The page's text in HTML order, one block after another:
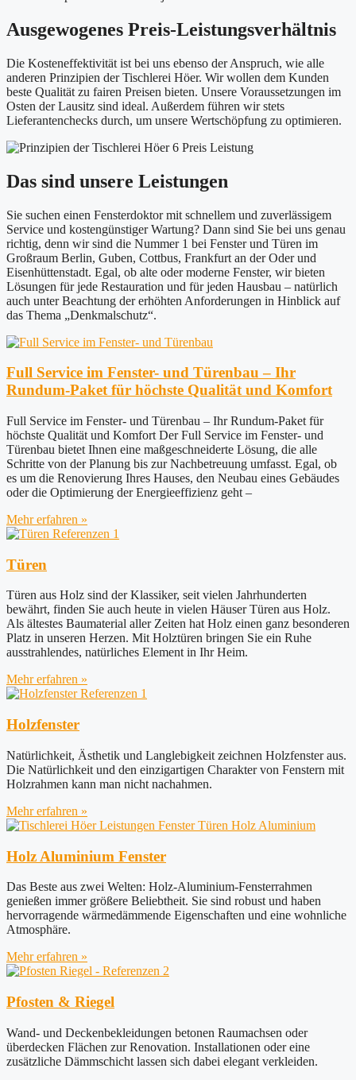
Ausgewogenes Preis-Leistungsverhältnis
Die Kosteneffektivität ist bei uns ebenso der Anspruch, wie alle
anderen Prinzipien der Tischlerei Höer. Wir wollen dem Kunden
beste Qualität zu fairen Preisen bieten. Unsere Voraussetzungen im
Osten der Lausitz sind ideal. Außerdem führen wir stets
Lieferantenchecks durch, um unsere Wertschöpfung zu optimieren.
Das sind unsere Leistungen
Sie suchen einen Fensterdoktor mit schnellem und zuverlässigem
Service und kostengünstiger Wartung? Dann sind Sie bei uns genau
richtig, denn wir sind die Nummer 1 bei Fenster und Türen im
Großraum Berlin, Guben, Cottbus, Frankfurt an der Oder und
Eisenhüttenstadt. Egal, ob alte oder moderne Fenster, wir bieten
Lösungen für jede Restauration und für jeden Hausbau – natürlich
auch unter Beachtung der erhöhten Anforderungen in Hinblick auf
das Thema „Denkmalschutz“.
Full Service im Fenster- und Türenbau – Ihr
Rundum-Paket für höchste Qualität und Komfort
Full Service im Fenster- und Türenbau – Ihr Rundum-Paket für
höchste Qualität und Komfort Der Full Service im Fenster- und
Türenbau bietet Ihnen eine maßgeschneiderte Lösung, die alle
Schritte von der Planung bis zur Nachbetreuung umfasst. Egal, ob
es um die Renovierung Ihres Hauses, den Neubau eines Gebäudes
oder die Optimierung der Energieeffizienz geht –
Mehr erfahren »
Türen
Türen aus Holz sind der Klassiker, seit vielen Jahrhunderten
bewährt, finden Sie auch heute in vielen Häuser Türen aus Holz.
Als ältestes Baumaterial aller Zeiten hat Holz einen ganz besonderen
Platz in unseren Herzen. Mit Holztüren bringen Sie ein Ruhe
ausstrahlendes, natürliches Element in Ihr Heim.
Mehr erfahren »
Holzfenster
Natürlichkeit, Ästhetik und Langlebigkeit zeichnen Holzfenster aus.
Die Natürlichkeit und den einzigartigen Charakter von Fenstern mit
Holzrahmen kann man nicht nachahmen.
Mehr erfahren »
Holz Aluminium Fenster
Das Beste aus zwei Welten: Holz-Aluminium-Fensterrahmen
genießen immer größere Beliebtheit. Sie sind robust und haben
hervorragende wärmedämmende Eigenschaften und eine wohnliche
Atmosphäre.
Mehr erfahren »
Pfosten & Riegel
Wand- und Deckenbekleidungen betonen Raumachsen oder
überdecken Flächen zur Renovation. Installationen oder eine
zusätzliche Dämmschicht lassen sich dabei elegant verkleiden.